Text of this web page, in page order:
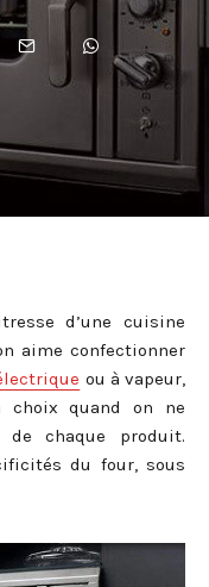
d’une cuisine
aime confectionner
ou à vapeur,
choix quand on ne
chaque produit.
du four, sous